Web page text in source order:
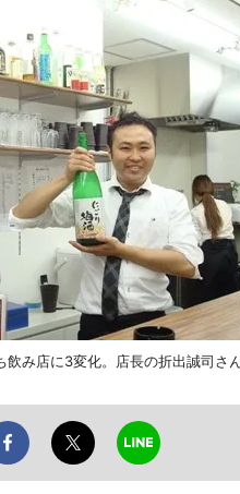
み店に3変化。店長の折出誠司さ